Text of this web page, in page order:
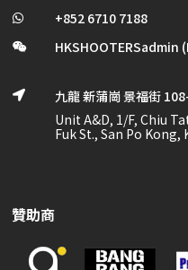
 +852 6710 7188
 HKSHOOTERSadmin

九龍 新蒲崗 景福街
Unit A&D, 1/F, Chiu
Fuk St., San Po
贊助商